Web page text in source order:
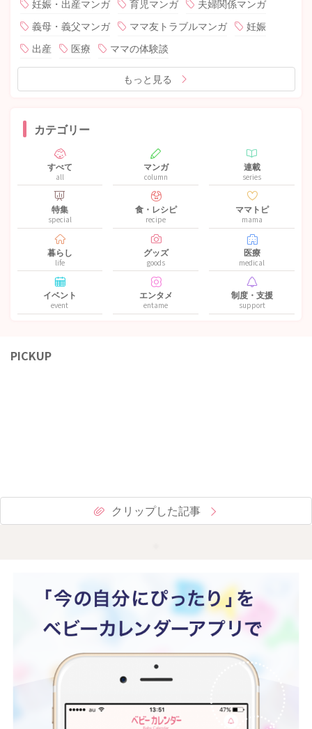
妊娠・出産マンガ 育児マンガ
夫婦関係マンガ
義母・義父マンガ
ママ友トラブルマンガ
妊娠
出産
医療 ママの体験談
もっと見る
カテゴリー
すべて
all
マンガ
column
連載
series
特集
special
食・レシピ
recipe
ママトピ
mama
暮らし
life
グッズ
goods
医療
medical
イベント
event
エンタメ
entame
制度・支援
support
PICKUP
クリップした記事